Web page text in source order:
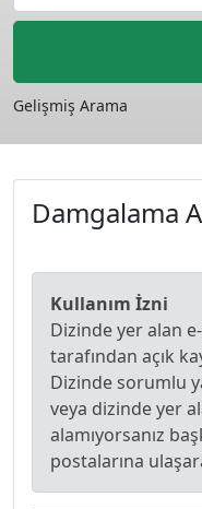
Gelişmiş Arama
Damgalama
Kullanım İzni
Dizinde yer alan
tarafından açık
Dizinde sorumlu
veya dizinde yer
alamıyorsanız
postalarına